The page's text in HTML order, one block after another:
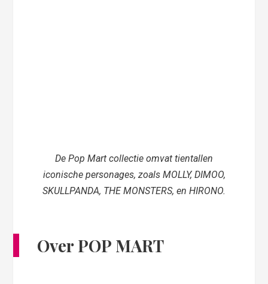
De Pop Mart collectie omvat tientallen
iconische personages, zoals MOLLY, DIMOO,
SKULLPANDA, THE MONSTERS, en HIRONO.
Over POP MART